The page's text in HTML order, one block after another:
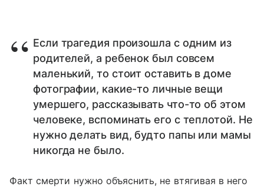
Если трагедия произошла с одним из
родителей, а ребенок был совсем
маленький, то стоит оставить в доме
фотографии, какие-то личные вещи
умершего, рассказывать что-то об этом
человеке, вспоминать его с теплотой. Не
нужно делать вид, будто папы или мамы
никогда не было.
Факт смерти нужно объяснить, не втягивая в него